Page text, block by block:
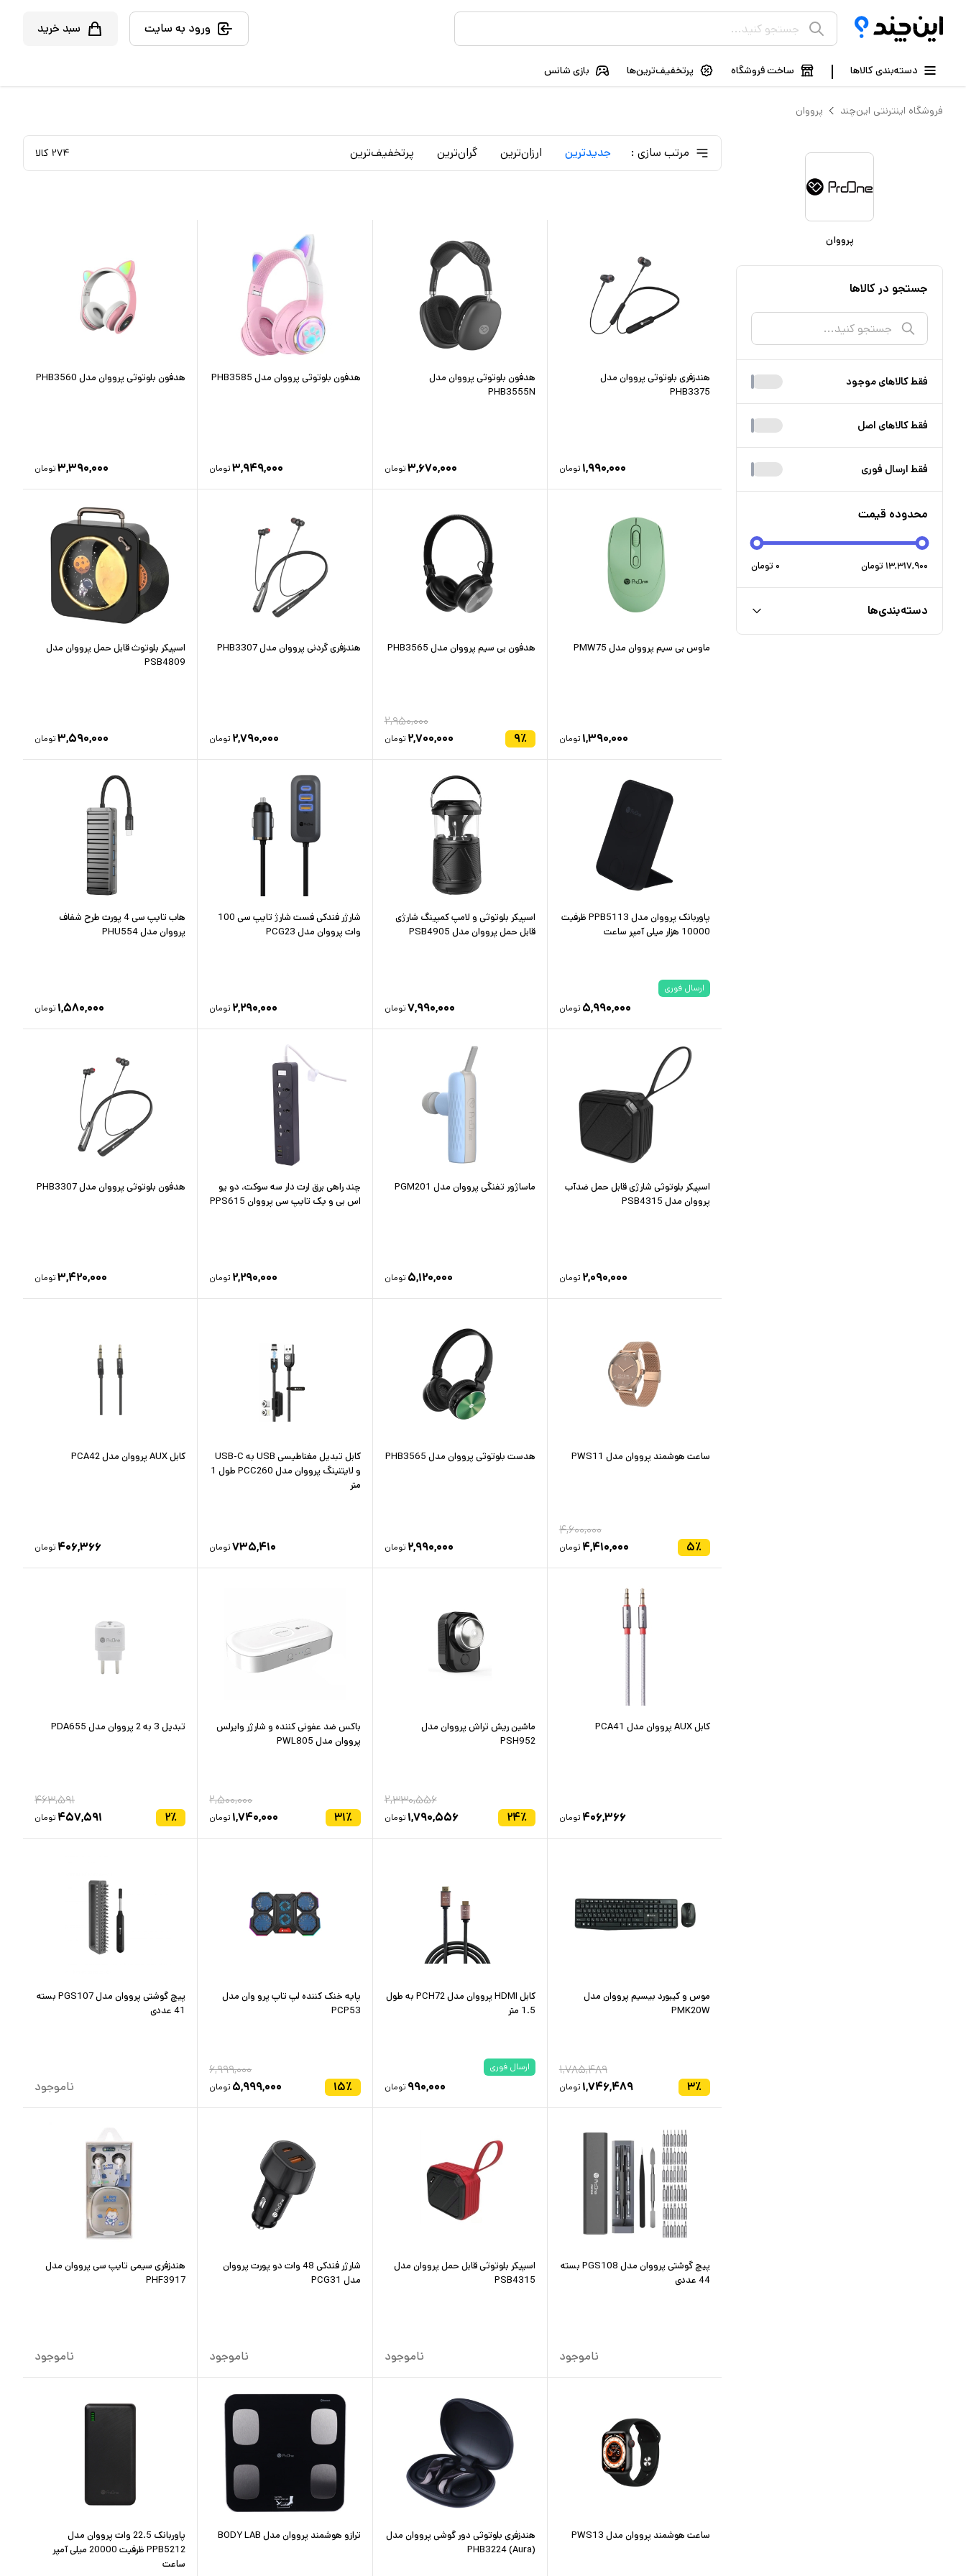
ورود به سایت سبد خرید
دسته‌بندی کالاها ساخت فروشگاه پرتخفیف‌ترین‌ها بازی شانس
فروشگاه اینترنتی این‌چند پرووان
پرووان
جستجو در کالاها
فقط کالا‌های موجود
فقط کالا‌های اصل
فقط ارسال فوری
محدوده قیمت
۱۳,۳۱۷,۹۰۰ تومان ۰ تومان
دسته‌بندی‌ها
مرتب سازی : جدید‌ترین ارزان‌ترین گران‌ترین پرتخفیف‌ترین ۲۷۴ کالا
هندزفری بلوتوثی پرووان مدل
PHB3375
۱,۹۹۰,۰۰۰ تومان
هدفون بلوتوثی پرووان مدل
PHB3555N
۳,۶۷۰,۰۰۰تومان
هدفون بلوتوثی پرووان مدل PHB3585
۳,۹۴۹,۰۰۰تومان
هدفون بلوتوثی پرووان مدل PHB3560
۳,۳۹۰,۰۰۰تومان
ماوس بی سیم پرووان مدل PMW75
۱,۳۹۰,۰۰۰ تومان
هدفون بی سیم پرووان مدل PHB3565
۹٪
۲,۹۵۰,۰۰۰
۲,۷۰۰,۰۰۰ تومان
هندزفری گردنی پرووان مدل PHB3307
۲,۷۹۰,۰۰۰ تومان
اسپیکر بلوتوث قابل حمل پرووان مدل
PSB4809
۳,۵۹۰,۰۰۰تومان
پاوربانک پرووان مدل PPB5113 ظرفیت
10000 هزار میلی آمپر ساعت
ارسال فوری
۵,۹۹۰,۰۰۰ تومان
اسپیکر بلوتوثی و لامپ کمپینگ شارژی
قابل حمل پرووان مدل PSB4905
۷,۹۹۰,۰۰۰تومان
شارژر فندکی فست شارژ تایپ سی 100
وات پرووان مدل PCG23
۲,۲۹۰,۰۰۰ تومان
هاب تایپ سی 4 پورت طرح شفاف
پرووان مدل PHU554
۱,۵۸۰,۰۰۰ تومان
اسپیکر بلوتوثی شارژی قابل حمل ضدآب
پرووان مدل PSB4315
۲,۰۹۰,۰۰۰ تومان
ماساژور تفنگی پرووان مدل PGM201
۵,۱۲۰,۰۰۰ تومان
چند راهی برق ارت دار سه سوکت، دو یو
اس بی و یک تایپ سی پرووان PPS615
۲,۲۹۰,۰۰۰ تومان
هدفون بلوتوثی پرووان مدل PHB3307
۳,۴۲۰,۰۰۰تومان
ساعت هوشمند پرووان مدل PWS11
۵٪
۴,۶۰۰,۰۰۰
۴,۴۱۰,۰۰۰ تومان
هدست بلوتوثی پرووان مدل PHB3565
۲,۹۹۰,۰۰۰ تومان
کابل تبدیل مغناطیسی USB به USB-C
و لایتنینگ پرووان مدل PCC260 طول 1
متر
۷۳۵,۴۱۰تومان
کابل AUX پرووان مدل PCA42
۴۰۶,۳۶۶ تومان
کابل AUX پرووان مدل PCA41
۴۰۶,۳۶۶ تومان
ماشین ریش تراش پرووان مدل
PSH952
۲۴٪
۲,۳۳۰,۵۵۶
۱,۷۹۰,۵۵۶ تومان
باکس ضد عفونی کننده و شارژر وایرلس
پرووان مدل PWL805
۳۱٪
۲,۵۰۰,۰۰۰
۱,۷۴۰,۰۰۰ تومان
تبدیل 3 به 2 پرووان مدل PDA655
۲٪
۴۶۳,۵۹۱
۴۵۷,۵۹۱ تومان
موس و کیبورد بیسیم پرووان مدل
PMK20W
۳٪
۱,۷۸۵,۴۸۹
۱,۷۴۶,۴۸۹ تومان
کابل HDMI پرووان مدل PCH72 به طول
1.5 متر
ارسال فوری
۹۹۰,۰۰۰ تومان
پایه خنک کننده لپ تاپ پرو وان مدل
PCP53
۱۵٪
۶,۹۹۹,۰۰۰
۵,۹۹۹,۰۰۰ تومان
پیچ گوشتی پرووان مدل PGS107 بسته
41 عددی
ناموجود
پیچ گوشتی پرووان مدل PGS108 بسته
44 عددی
ناموجود
اسپیکر بلوتوثی قابل حمل پرووان مدل
PSB4315
ناموجود
شارژر فندکی 48 وات دو پورت پرووان
مدل PCG31
ناموجود
هندزفری سیمی تایپ سی پرووان مدل
PHF3917
ناموجود
ساعت هوشمند پرووان مدل PWS13
هندزفری بلوتوثی دور گوشی پرووان مدل
PHB3224 (Aura)
ترازو هوشمند پرووان مدل BODY LAB
پاوربانک 22.5 وات پرووان مدل
PPB5212 ظرفیت 20000 میلی آمپر
ساعت